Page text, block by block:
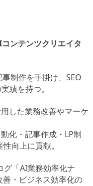
ンテンツクリエイタ
制作を手掛け、SEO
績を持つ。
した業務改善やマーケ
化・記事作成・LP制
向上に貢献。
グ「AI業務効率化ナ
・ビジネス効率化の